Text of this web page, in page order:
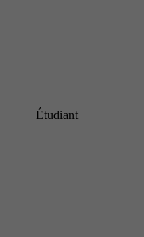
Étudiant